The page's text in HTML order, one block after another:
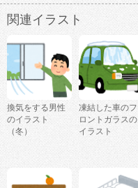
関連イラスト
換気をする男性
のイラスト
（冬）
凍結した車のフ
ロントガラスの
イラスト